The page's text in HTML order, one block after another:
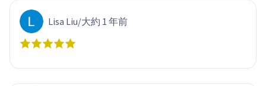
Lisa Liu/大約 1 年前